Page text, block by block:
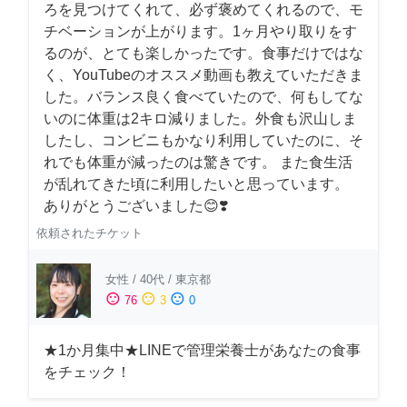
ろを見つけてくれて、必ず褒めてくれるので、モ
チベーションが上がります。1ヶ月やり取りをす
るのが、とても楽しかったです。食事だけではな
く、YouTubeのオススメ動画も教えていただきま
した。バランス良く食べていたので、何もしてな
いのに体重は2キロ減りました。外食も沢山しま
したし、コンビニもかなり利用していたのに、そ
れでも体重が減ったのは驚きです。 また食生活
が乱れてきた頃に利用したいと思っています。
ありがとうございました😊❣️
依頼されたチケット
女性 / 40代 / 東京都
sentiment_satisfied 76 sentiment_neutral 3 sentiment_dissatisfied 0
★1か月集中★LINEで管理栄養士があなたの食事
をチェック！